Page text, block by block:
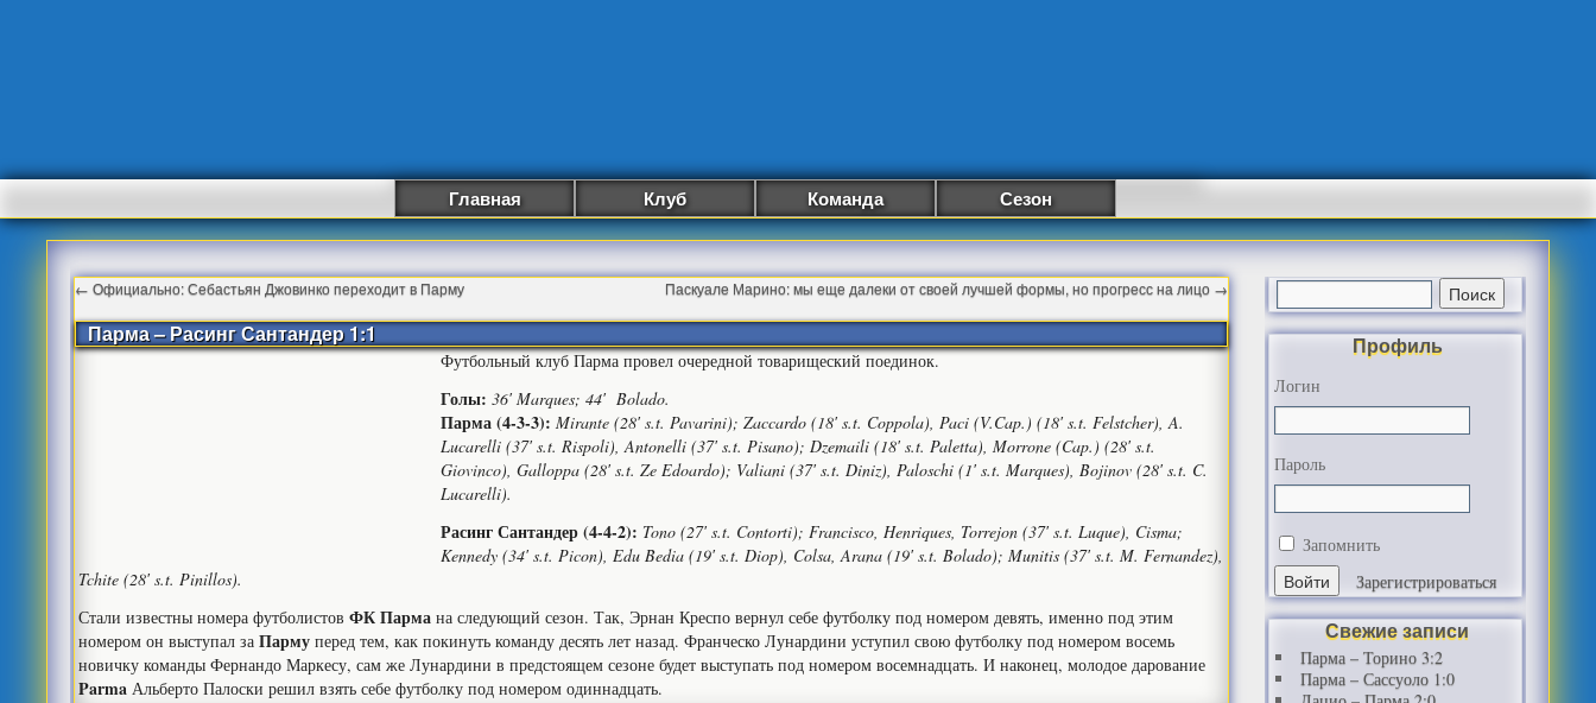
Главная Клуб Команда Сезон
← Официально: Себастьян Джовинко переходит в Парму Паскуале Марино: мы еще далеки от своей лучшей формы, но прогресс на лицо →
Парма – Расинг Сантандер 1:1
Футбольный клуб Парма провел очередной товарищеский поединок.
Голы: 36′ Marques; 44′ Bolado.
Парма (4-3-3): Mirante (28′ s.t. Pavarini); Zaccardo (18′ s.t. Coppola), Paci (V.Cap.) (18′ s.t. Felstcher), A.
Lucarelli (37′ s.t. Rispoli), Antonelli (37′ s.t. Pisano); Dzemaili (18′ s.t. Paletta), Morrone (Cap.) (28′ s.t.
Giovinco), Galloppa (28′ s.t. Ze Edoardo); Valiani (37′ s.t. Diniz), Paloschi (1′ s.t. Marques), Bojinov (28′ s.t. C.
Lucarelli).
Расинг Сантандер (4-4-2): Tono (27′ s.t. Contorti); Francisco, Henriques, Torrejon (37′ s.t. Luque), Cisma;
Kennedy (34′ s.t. Picon), Edu Bedia (19′ s.t. Diop), Colsa, Arana (19′ s.t. Bolado); Munitis (37′ s.t. M. Fernandez),
Tchite (28′ s.t. Pinillos).
Стали известны номера футболистовФК Парма на следующий сезон. Так, Эрнан Креспо вернул себе футболку под номером девять, именно под этим
номером он выступал заПарму перед тем, как покинуть команду десять лет назад. Франческо Лунардини уступил свою футболку под номером восемь
новичку команды Фернандо Маркесу, сам же Лунардини в предстоящем сезоне будет выступать под номером восемнадцать. И наконец, молодое дарование
Parma Альберто Палоски решил взять себе футболку под номером одиннадцать.
Профиль
Логин
Пароль
Запомнить
Зарегистрироваться
Свежие записи
Парма – Торино 3:2
Парма – Сассуоло 1:0